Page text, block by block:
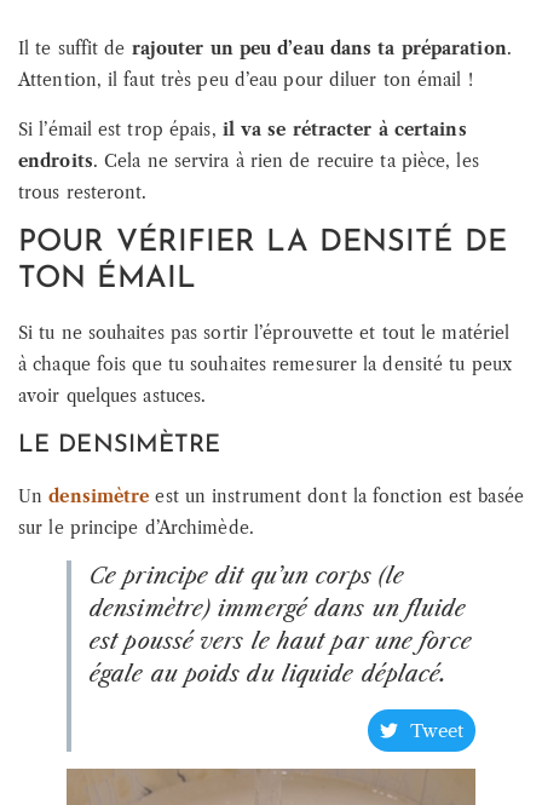
Il te suffit de rajouter un peu d’eau dans ta préparation.
Attention, il faut très peu d’eau pour diluer ton émail !
Si l’émail est trop épais, il va se rétracter à certains
endroits. Cela ne servira à rien de recuire ta pièce, les
trous resteront.
POUR VÉRIFIER LA DENSITÉ DE
TON ÉMAIL
Si tu ne souhaites pas sortir l’éprouvette et tout le matériel
à chaque fois que tu souhaites remesurer la densité tu peux
avoir quelques astuces.
LE DENSIMÈTRE
Undensimètreest un instrument dont la fonction est basée
sur le principe d’Archimède.
Ce principe dit qu’un corps (le
densimètre) immergé dans un fluide
est poussé vers le haut par une force
égale au poids du liquide déplacé.
Tweet